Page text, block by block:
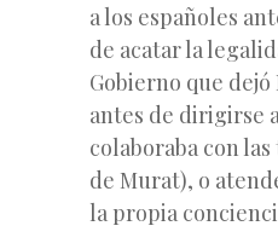
a los españoles
de acatar la
Gobierno que
antes de dirigirse
colaboraba con
de Murat), o
la propia